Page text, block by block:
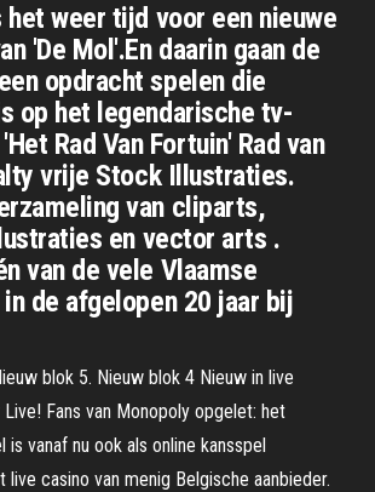
het weer tijd voor een nieuwe
'De Mol'.En daarin gaan de
opdracht spelen die
op het legendarische tv-
Rad Van Fortuin' Rad van
vrije Stock Illustraties.
van cliparts,
en vector arts .
van de vele Vlaamse
de afgelopen 20 jaar bij
blok 5. Nieuw blok 4 Nieuw in live
Fans van Monopoly opgelet: het
is vanaf nu ook als online kansspel
live casino van menig Belgische aanbieder.